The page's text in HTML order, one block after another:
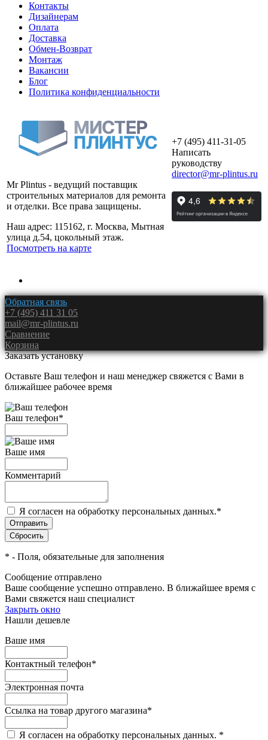
Контакты
Дизайнерам
Оплата
Доставка
Обмен-Возврат
Монтаж
Вакансии
Блог
Политика конфиденциальности
Mr Plintus - ведущий поставщик
строительных материалов для ремонта
и отделки. Все права защищены.
Наш адрес: 115162, г. Москва, Мытная
улица д.54, цокольный этаж.
Посмотреть на карте
+7 (495) 411-31-05
Написать
руководству
director@mr-plintus.ru
Обратная связь
+7 (495) 411 31 05
mail@mr-plintus.ru
Сравнение
Корзина
Заказать установку
Оставьте Ваш телефон и наш менеджер свяжется с Вами в
ближайшее рабочее время
Ваш телефон*
Ваше имя
Комментарий
Я согласен на обработку персональных данных.*
* - Поля, обязательные для заполнения
Сообщение отправлено
Ваше сообщение успешно отправлено. В ближайшее время с
Вами свяжется наш специалист
Закрыть окно
Нашли дешевле
Ваше имя
Контактный телефон*
Электронная почта
Ссылка на товар другого магазина*
Я согласен на обработку персональных данных. *